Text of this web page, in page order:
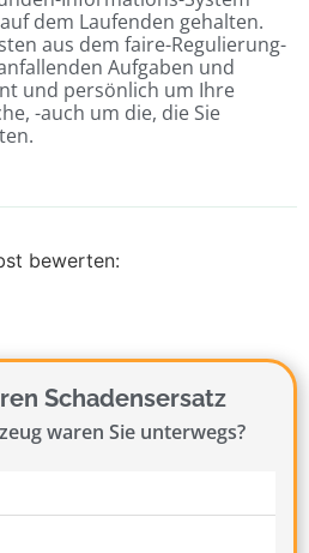
dem Laufenden gehalten.
aus dem faire-Regulierung-
Aufgaben und
und persönlich um Ihre
-auch um die, die Sie
bewerten:
Schadensersatz
waren Sie unterwegs?